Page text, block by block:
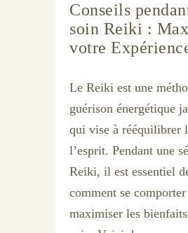
Conseils
soin Reiki :
votre
Le Reiki est une
guérison énergétique
qui vise à rééquilibrer
l’esprit. Pendant une
Reiki, il est essentiel
comment se
maximiser les